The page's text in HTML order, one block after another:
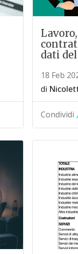
dati
18 Feb
di
Condividi